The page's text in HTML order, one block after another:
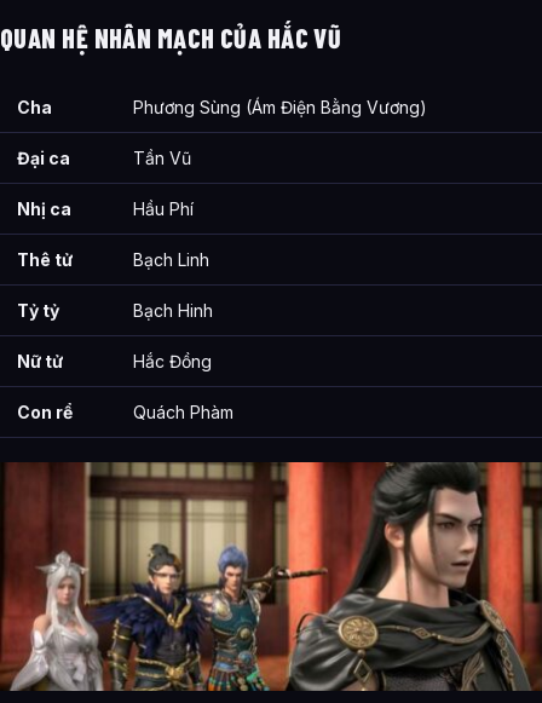
QUAN HỆ NHÂN MẠCH CỦA HẮC VŨ
Cha Phương Sùng (Ám Điện Bằng Vương)
Đại ca Tần Vũ
Nhị ca Hầu Phí
Thê tử Bạch Linh
Tỷ tỷ Bạch Hinh
Nữ tử Hắc Đồng
Con rể Quách Phàm